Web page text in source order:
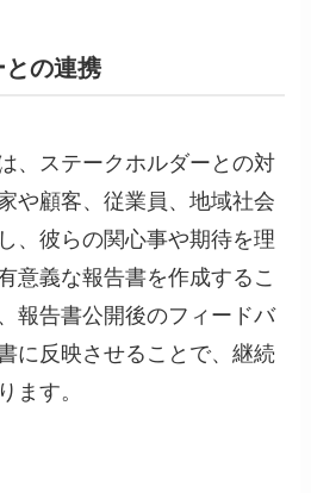
との連携
、ステークホルダーとの対
や顧客、従業員、地域社会
、彼らの関心事や期待を理
意義な報告書を作成するこ
報告書公開後のフィードバ
に反映させることで、継続
ます。